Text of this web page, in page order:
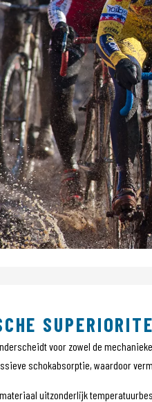
voor zowel de
schokabsorptie, waardoor
uitzonderlijk